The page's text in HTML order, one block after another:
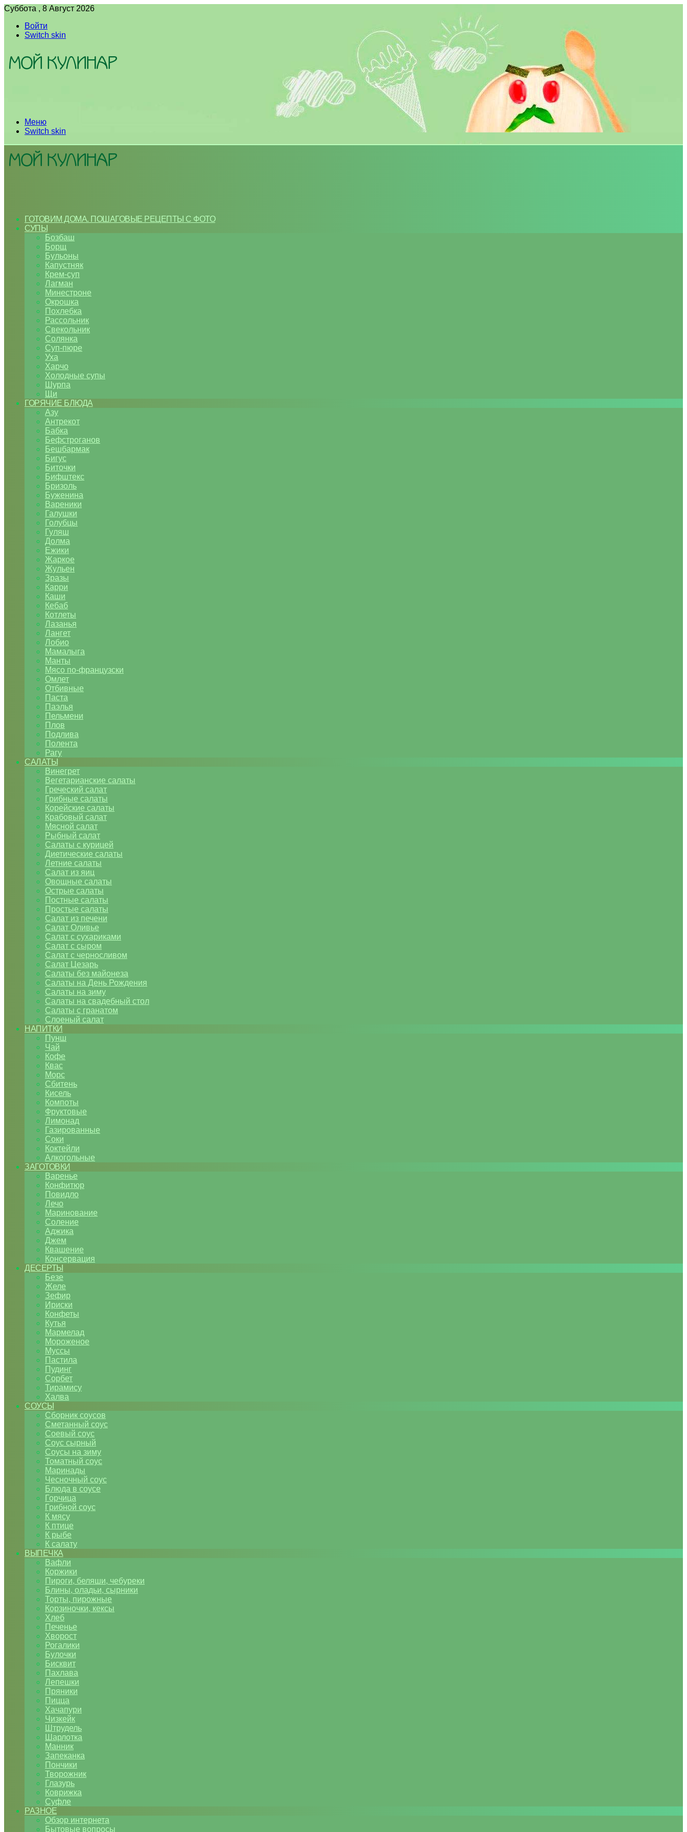
Суббота , 8 Август 2026
Войти
Switch skin
Меню
Switch skin
ГОТОВИМ ДОМА. ПОШАГОВЫЕ РЕЦЕПТЫ С ФОТО
СУПЫ
Бозбаш
Борщ
Бульоны
Капустняк
Крем-суп
Лагман
Минестроне
Окрошка
Похлебка
Рассольник
Свекольник
Солянка
Суп-пюре
Уха
Харчо
Холодные супы
Шурпа
Щи
ГОРЯЧИЕ БЛЮДА
Азу
Антрекот
Бабка
Бефстроганов
Бешбармак
Бигус
Биточки
Бифштекс
Бризоль
Буженина
Вареники
Галушки
Голубцы
Гуляш
Долма
Ежики
Жаркое
Жульен
Зразы
Карри
Каши
Кебаб
Котлеты
Лазанья
Лангет
Лобио
Мамалыга
Манты
Мясо по-французски
Омлет
Отбивные
Паста
Паэлья
Пельмени
Плов
Подлива
Полента
Рагу
САЛАТЫ
Винегрет
Вегетарианские салаты
Греческий салат
Грибные салаты
Корейские салаты
Крабовый салат
Мясной салат
Рыбный салат
Салаты с курицей
Диетические салаты
Летние салаты
Салат из яиц
Овощные салаты
Острые салаты
Постные салаты
Простые салаты
Салат из печени
Салат Оливье
Салат с сухариками
Салат с сыром
Салат с черносливом
Салат Цезарь
Салаты без майонеза
Салаты на День Рождения
Салаты на зиму
Салаты на свадебный стол
Салаты с гранатом
Слоеный салат
НАПИТКИ
Пунш
Чай
Кофе
Квас
Морс
Сбитень
Кисель
Компоты
Фруктовые
Лимонад
Газированные
Соки
Коктейли
Алкогольные
ЗАГОТОВКИ
Варенье
Конфитюр
Повидло
Лечо
Маринование
Соление
Аджика
Джем
Квашение
Консервация
ДЕСЕРТЫ
Безе
Желе
Зефир
Ириски
Конфеты
Кутья
Мармелад
Мороженое
Муссы
Пастила
Пудинг
Сорбет
Тирамису
Халва
СОУСЫ
Сборник соусов
Сметанный соус
Соевый соус
Соус сырный
Соусы на зиму
Томатный соус
Маринады
Чесночный соус
Блюда в соусе
Горчица
Грибной соус
К мясу
К птице
К рыбе
К салату
ВЫПЕЧКА
Вафли
Коржики
Пироги, беляши, чебуреки
Блины, оладьи, сырники
Торты, пирожные
Корзиночки, кексы
Хлеб
Печенье
Хворост
Рогалики
Булочки
Бисквит
Пахлава
Лепешки
Пряники
Пицца
Хачапури
Чизкейк
Штрудель
Шарлотка
Манник
Запеканка
Пончики
Творожник
Глазурь
Коврижка
Суфле
РАЗНОЕ
Обзор интернета
Бытовые вопросы